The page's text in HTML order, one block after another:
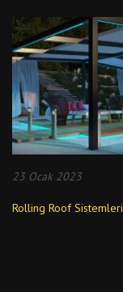
23 Ocak 2023
Rolling Roof Sistemleri